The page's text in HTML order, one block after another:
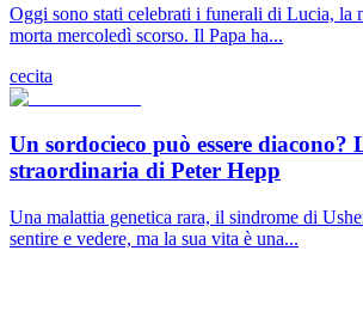
Oggi sono stati celebrati i funerali di Lucia,
morta mercoledì scorso. Il Papa ha...
cecita
Un sordocieco può essere diacono?
straordinaria di Peter Hepp
Una malattia genetica rara, il sindrome di
sentire e vedere, ma la sua vita è una...